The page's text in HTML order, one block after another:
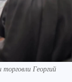
Георгий